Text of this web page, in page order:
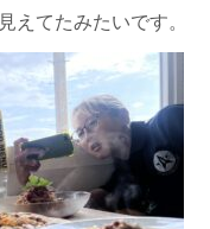
えてたみたいです。